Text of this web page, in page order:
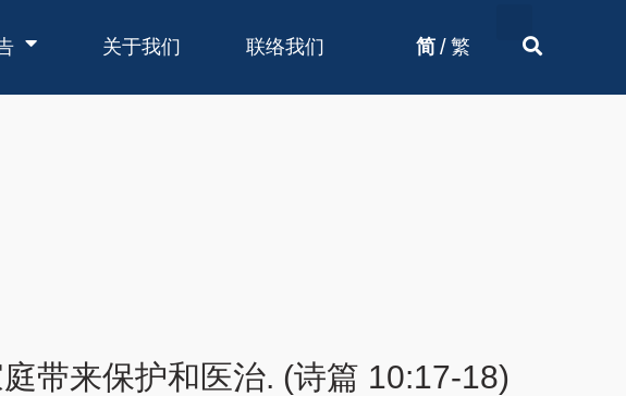
关于我们 联络我们 简 / 繁
带来保护和医治. (诗篇 10:17-18)